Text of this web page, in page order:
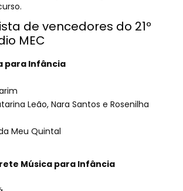
de vencedores do 21º
MEC
para Infância
Leão, Nara Santos e Rosenilha
Meu Quintal
Música para Infância